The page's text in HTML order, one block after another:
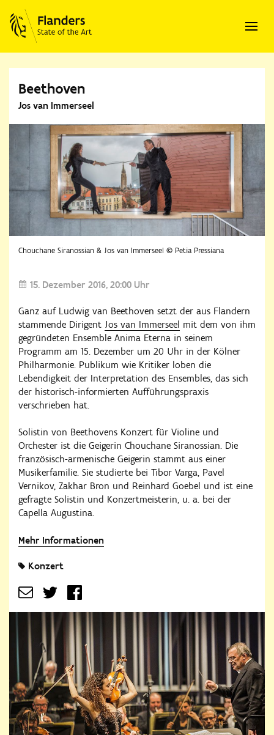
Beethoven
Jos van Immerseel
Chouchane Siranossian & Jos van Immerseel © Petia Pressiana
15. Dezember 2016 20:00 Uhr
Ganz auf Ludwig van Beethoven setzt der aus Flandern
stammende Dirigent Jos van Immerseel mit dem von ihm
gegründeten Ensemble Anima Eterna in seinem
Programm am 15. Dezember um 20 Uhr in der Kölner
Philharmonie. Publikum wie Kritiker loben die
Lebendigkeit der Interpretation des Ensembles, das sich
der historisch-informierten Aufführungspraxis
verschrieben hat.
Solistin von Beethovens Konzert für Violine und
Orchester ist die Geigerin Chouchane Siranossian. Die
französisch-armenische Geigerin stammt aus einer
Musikerfamilie. Sie studierte bei Tibor Varga, Pavel
Vernikov, Zakhar Bron und Reinhard Goebel und ist eine
gefragte Solistin und Konzertmeisterin, u. a. bei der
Capella Augustina.
Mehr Informationen
Konzert